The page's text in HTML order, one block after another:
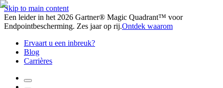
Skip to main content
Een leider in het 2026 Gartner® Magic Quadrant™ voor
Endpointbescherming. Zes jaar op rij.Ontdek waarom
Ervaart u een inbreuk?
Blog
Carrières